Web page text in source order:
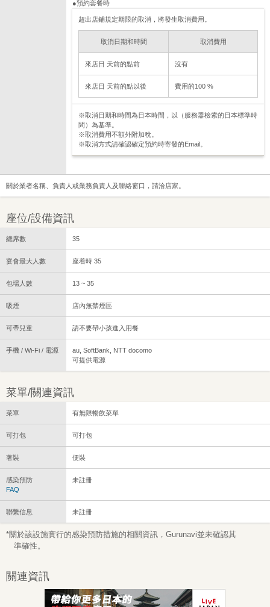
●預約套餐時
超出店鋪規定期限的取消，將發生取消費用。
取消日期和時間 取消費用
來店日 天前的點前 沒有
來店日 天前的點以後 費用的100 %
※取消日期和時間為日本時間，以（服務器檢索的日本標準時
間）為基準。
※取消費用不額外附加稅。
※取消方式請確認確定預約時寄發的Email。
關於業者名稱、負責人或業務負責人及聯絡窗口，請洽店家。
座位/設備資訊
總席數 35
宴會最大人數 座着時 35
包場人數 13 ~ 35
吸煙 店內無禁煙區
可帶兒童 請不要帶小孩進入用餐
手機 / Wi-Fi / 電源
au, SoftBank, NTT docomo
可提供電源
菜單/關連資訊
菜單 有無限暢飲菜單
可打包 可打包
著裝 便裝
感染預防
FAQ
未註冊
聯繫信息 未註冊
*關於該設施實行的感染預防措施的相關資訊，Gurunavi並未確認其
準確性。
關連資訊